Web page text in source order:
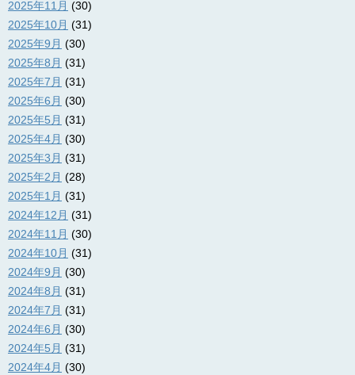
2025年11月 (30)
2025年10月 (31)
2025年9月 (30)
2025年8月 (31)
2025年7月 (31)
2025年6月 (30)
2025年5月 (31)
2025年4月 (30)
2025年3月 (31)
2025年2月 (28)
2025年1月 (31)
2024年12月 (31)
2024年11月 (30)
2024年10月 (31)
2024年9月 (30)
2024年8月 (31)
2024年7月 (31)
2024年6月 (30)
2024年5月 (31)
2024年4月 (30)